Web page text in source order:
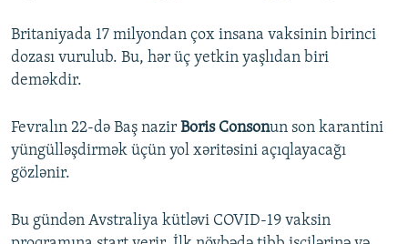
Britaniyada 17 milyondan çox insana vaksinin birinci
dozası vurulub. Bu, hər üç yetkin yaşlıdan biri
deməkdir.
Fevralın 22-də Baş nazir Boris Consonun son karantini
yüngülləşdirmək üçün yol xəritəsini açıqlayacağı
gözlənir.
Bu gündən Avstraliya kütləvi COVID-19 vaksin